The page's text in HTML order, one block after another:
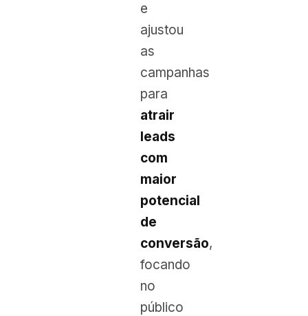
e
ajustou
as
campanhas
para
atrair
leads
com
maior
potencial
de
conversão,
focando
no
público